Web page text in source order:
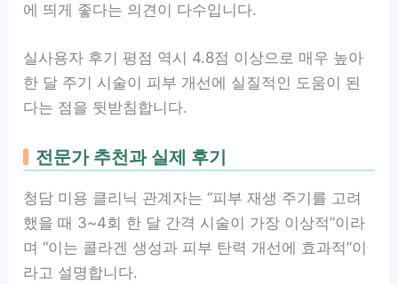
에 띄게 좋다는 의견이 다수입니다.
실사용자 후기 평점 역시 4.8점 이상으로 매우 높아
한 달 주기 시술이 피부 개선에 실질적인 도움이 된
다는 점을 뒷받침합니다.
전문가 추천과 실제 후기
청담 미용 클리닉 관계자는 “피부 재생 주기를 고려
했을 때 3~4회 한 달 간격 시술이 가장 이상적”이라
며 “이는 콜라겐 생성과 피부 탄력 개선에 효과적”이
라고 설명합니다.